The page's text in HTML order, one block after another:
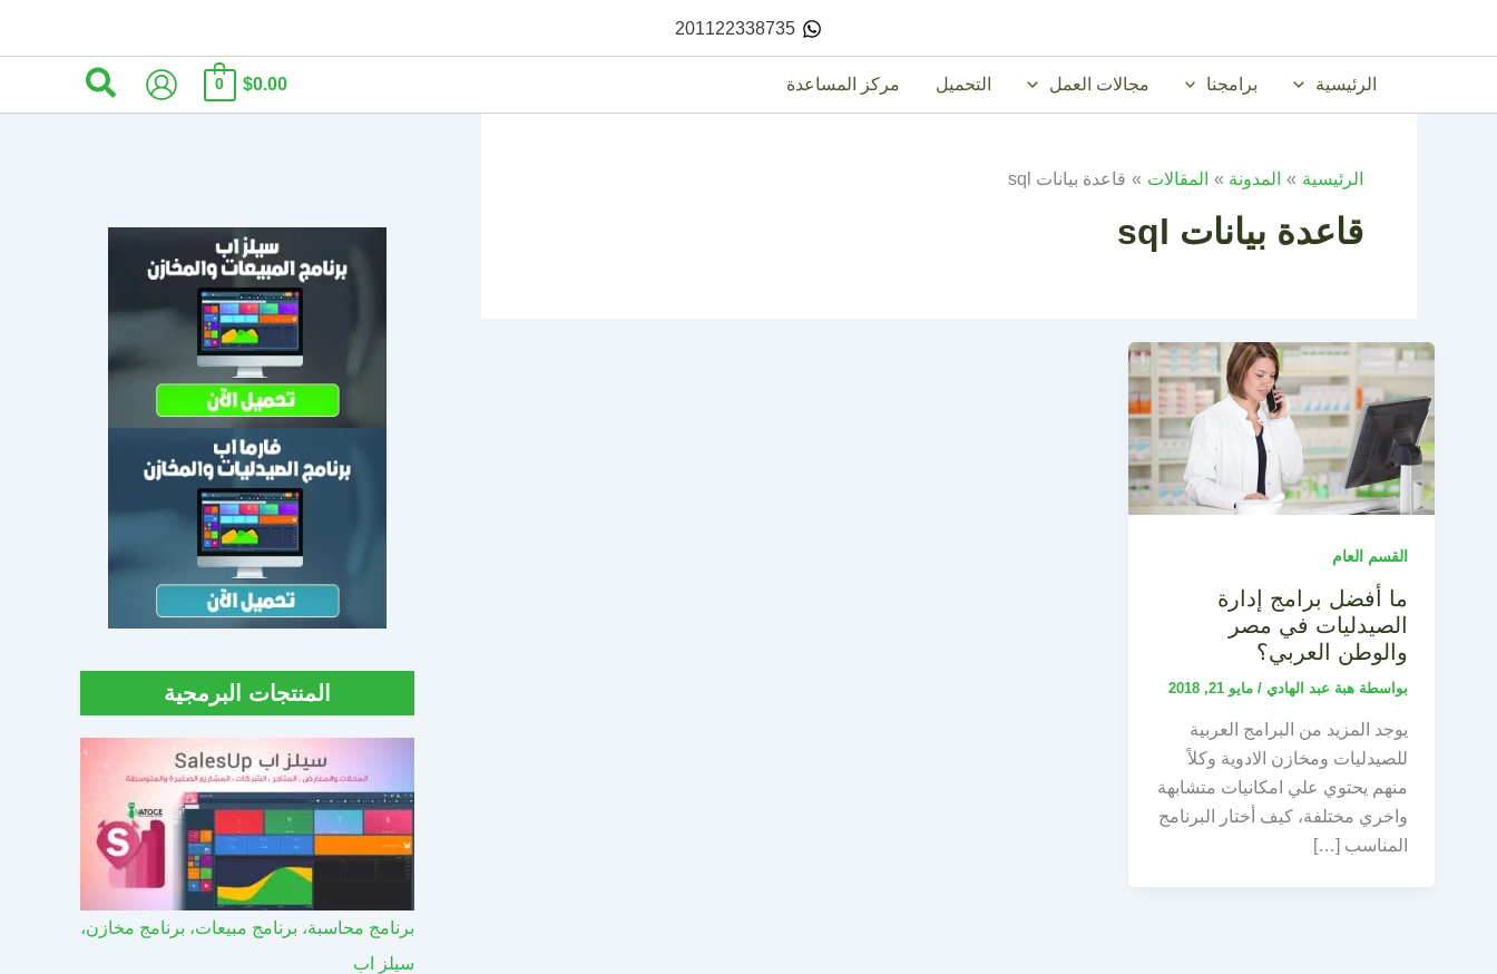
201122338735
الرئيسية برامجنا مجالات العمل التحميل مركز المساعدة $0.00
0 البحث
الرئيسية المدونة المقالات قاعدة بيانات sql
قاعدة بيانات sql
القسم العام
ما أفضل برامج إدارة
الصيدليات في مصر
والوطن العربي؟
بواسطة هبة عبد الهادي / مايو 21, 2018
يوجد المزيد من البرامج العربية
للصيدليات ومخازن الادوية وكلاً
منهم يحتوي علي امكانيات متشابهة
واخري مختلفة، كيف أختار البرنامج
المناسب […]
المنتجات البرمجية
برنامج محاسبة، برنامج مبيعات، برنامج مخازن،
سيلز اب